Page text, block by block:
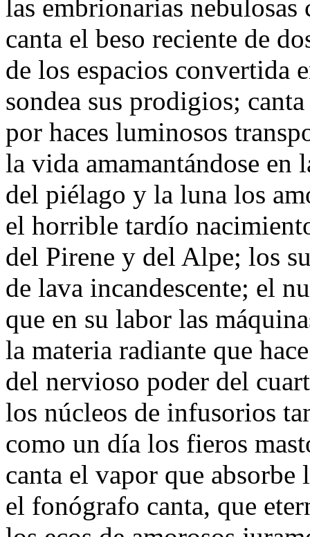
las embrionarias nebulosas
canta el beso reciente de
de los espacios convertida
sondea sus prodigios;
por haces luminosos
la vida amamantándose en
del piélago y la luna los
el horrible tardío
del Pirene y del Alpe; los
de lava incandescente; el
que en su labor las
la materia radiante que
del nervioso poder del
los núcleos de infusorios
como un día los fieros
canta el vapor que absorbe
el fonógrafo canta, que